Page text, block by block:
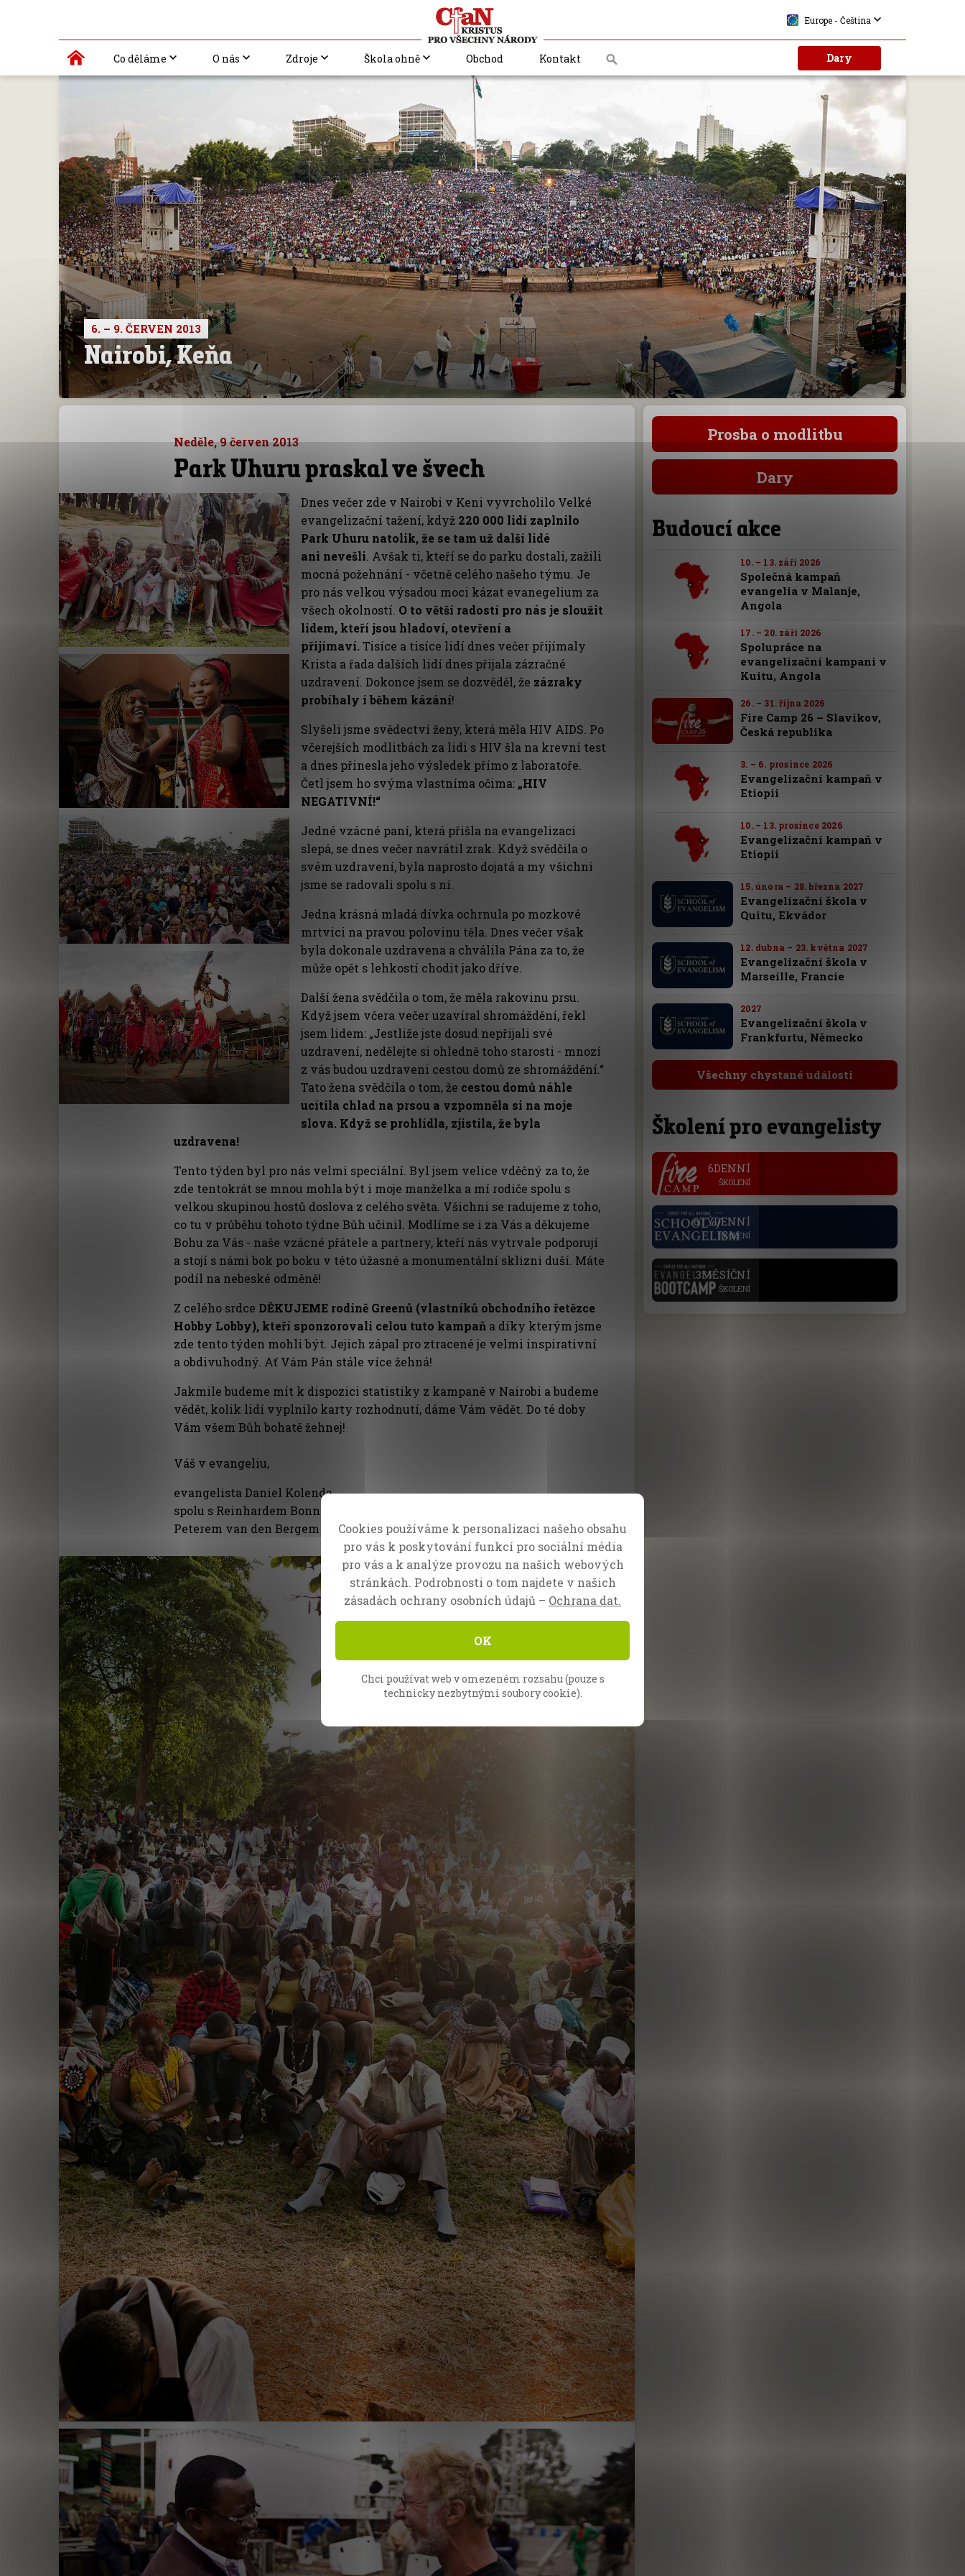
Co děláme O nás Zdroje Škola ohně Obchod Kontakt Dary
Europe - Čeština
6. – 9. ČERVEN 2013
Nairobi, Keňa
Neděle, 9 červen 2013
Park Uhuru praskal ve švech
Dnes večer zde v Nairobi v Keni vyvrcholilo Velké
evangelizační tažení, když 220 000 lidí zaplnilo
Park Uhuru natolik, že se tam už další lidé
ani nevešli. Avšak ti, kteří se do parku dostali, zažili
mocná požehnání - včetně celého našeho týmu. Je
pro nás velkou výsadou moci kázat evanegelium za
všech okolností. O to větší radostí pro nás je sloužit
lidem, kteří jsou hladoví, otevření a
přijímaví.Tisíce a tisíce lidí dnes večer přijímaly
Krista a řada dalších lidí dnes přijala zázračné
uzdravení. Dokonce jsem se dozvěděl, že zázraky
probíhaly i během kázání!
Slyšeli jsme svědectví ženy, která měla HIV AIDS. Po
včerejších modlitbách za lidi s HIV šla na krevní test
a dnes přinesla jeho výsledek přímo z laboratoře.
Četl jsem ho svýma vlastníma očima: „HIV
NEGATIVNÍ!“
Jedné vzácné paní, která přišla na evangelizaci
slepá, se dnes večer navrátil zrak. Když svědčila o
svém uzdravení, byla naprosto dojatá a my všichni
jsme se radovali spolu s ní.
Jedna krásná mladá dívka ochrnula po mozkové
mrtvici na pravou polovinu těla. Dnes večer však
byla dokonale uzdravena a chválila Pána za to, že
může opět s lehkostí chodit jako dříve.
Další žena svědčila o tom, že měla rakovinu prsu.
Když jsem včera večer uzavíral shromáždění, řekl
jsem lidem: „Jestliže jste dosud nepřijali své
uzdravení, nedělejte si ohledně toho starosti - mnozí
z vás budou uzdraveni cestou domů ze shromáždění.“
Tato žena svědčila o tom, že cestou domů náhle
ucítila chlad na prsou a vzpomněla si na moje
slova. Když se prohlídla, zjistila, že byla
uzdravena!
Tento týden byl pro nás velmi speciální. Byl jsem velice vděčný za to, že
zde tentokrát se mnou mohla být i moje manželka a mí rodiče spolu s
velkou skupinou hostů doslova z celého světa. Všichni se radujeme z toho,
co tu v průběhu tohoto týdne Bůh učinil. Modlíme se i za Vás a děkujeme
Bohu za Vás - naše vzácné přátele a partnery, kteří nás vytrvale podporují
a stojí s námi bok po boku v této úžasné a monumentální sklizni duší. Máte
podíl na nebeské odměně!
Z celého srdce DĚKUJEME rodině Greenů (vlastníků obchodního řetězce
Hobby Lobby), kteří sponzorovali celou tuto kampaň a díky kterým jsme
zde tento týden mohli být. Jejich zápal pro ztracené je velmi inspirativní
a obdivuhodný. Ať Vám Pán stále více žehná!
Jakmile budeme mít k dispozici statistiky z kampaně v Nairobi a budeme
vědět, kolik lidí vyplnilo karty rozhodnutí, dáme Vám vědět. Do té doby
Vám všem Bůh bohatě žehnej!
Váš v evangeliu,
evangelista Daniel Kolenda
spolu s Reinhardem Bonnkem,
Peterem van den Bergem a celým týmem CfaN
Prosba o modlitbu
Dary
Budoucí akce
10. – 13. září 2026
Společná kampaň
evangelia v Malanje,
Angola
17. – 20. září 2026
Spolupráce na
evangelizační kampani v
Kuitu, Angola
26. – 31. října 2026
Fire Camp 26 – Slavíkov,
Česká republika
3. – 6. prosince 2026
Evangelizační kampaň v
Etiopii
10. – 13. prosince 2026
Evangelizační kampaň v
Etiopii
15. února – 28. března 2027
Evangelizační škola v
Quitu, Ekvádor
12. dubna – 23. května 2027
Evangelizační škola v
Marseille, Francie
2027
Evangelizační škola v
Frankfurtu, Německo
Všechny chystané události
Školení pro evangelisty
6DENNÍ
ŠKOLENÍ
6TÝDENNÍ
ŠKOLENÍ
3MĚSÍČNÍ
ŠKOLENÍ
Cookies používáme k personalizaci našeho obsahu
pro vás k poskytování funkcí pro sociální média
pro vás a k analýze provozu na našich webových
stránkách. Podrobnosti o tom najdete v našich
zásadách ochrany osobních údajů – Ochrana dat.
OK
Chci používat web v omezeném rozsahu (pouze s
technicky nezbytnými soubory cookie).